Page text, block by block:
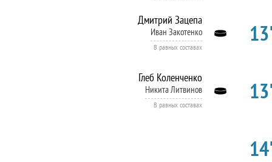
Дмитрий Зацепа
Иван Закотенко
В равных составах
Глеб Коленченко
Никита Литвинов
В равных составах